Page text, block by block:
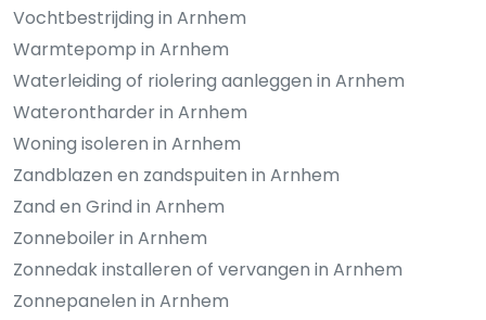
Vochtbestrijding in Arnhem
Warmtepomp in Arnhem
Waterleiding of riolering aanleggen in Arnhem
Waterontharder in Arnhem
Woning isoleren in Arnhem
Zandblazen en zandspuiten in Arnhem
Zand en Grind in Arnhem
Zonneboiler in Arnhem
Zonnedak installeren of vervangen in Arnhem
Zonnepanelen in Arnhem